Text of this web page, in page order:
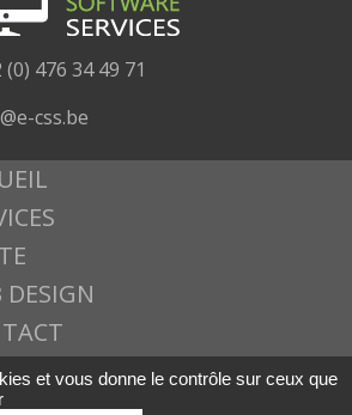
(0) 476 34 49 71
css.be
DESIGN
LEGALES
et vous donne le contrôle sur ceux que